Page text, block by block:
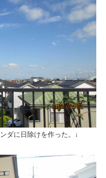
ダに日除けを作った。↓